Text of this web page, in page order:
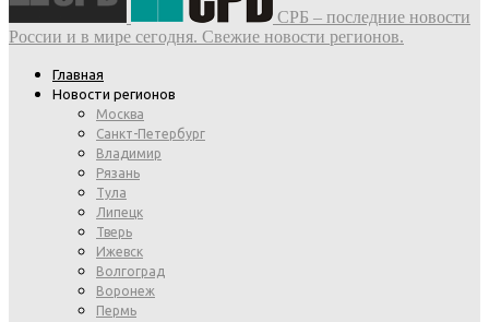
СРБ – последние новости
России и в мире сегодня. Свежие новости регионов.
Главная
Новости регионов
Москва
Санкт-Петербург
Владимир
Рязань
Тула
Липецк
Тверь
Ижевск
Волгоград
Воронеж
Пермь